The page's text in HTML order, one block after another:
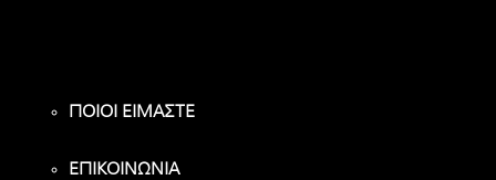
ΠΟΙΟΙ ΕΙΜΑΣΤΕ
ΕΠΙΚΟΙΝΩΝΙΑ